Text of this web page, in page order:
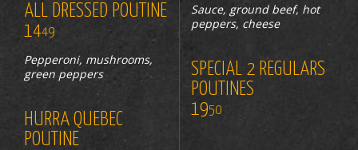
ALL DRESSED POUTINE
1449
Pepperoni, mushrooms,
green peppers
HURRA QUEBEC
POUTINE
Sauce, ground beef, hot
peppers, cheese
SPECIAL 2 REGULARS
POUTINES
1950